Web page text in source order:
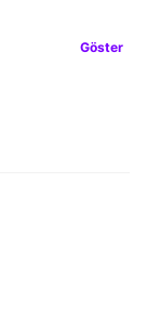
Göster